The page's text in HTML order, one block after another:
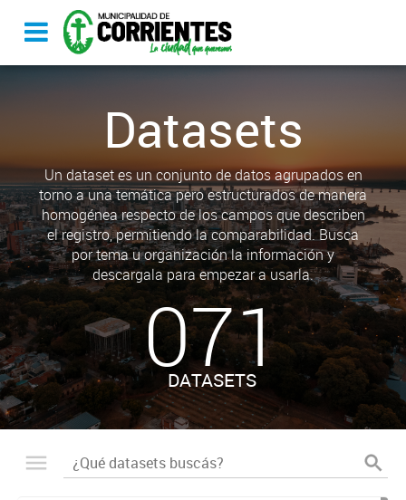
Datasets
Un dataset es un conjunto de datos agrupados en
torno a una temática pero estructurados de manera
homogénea respecto de los campos que describen
el registro, permitiendo la comparabilidad. Busca
por tema u organización la información y
descargala para empezar a usarla.
071
DATASETS